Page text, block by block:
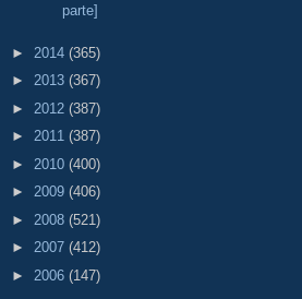
parte]
► 2014 (365)
► 2013 (367)
► 2012 (387)
► 2011 (387)
► 2010 (400)
► 2009 (406)
► 2008 (521)
► 2007 (412)
► 2006 (147)